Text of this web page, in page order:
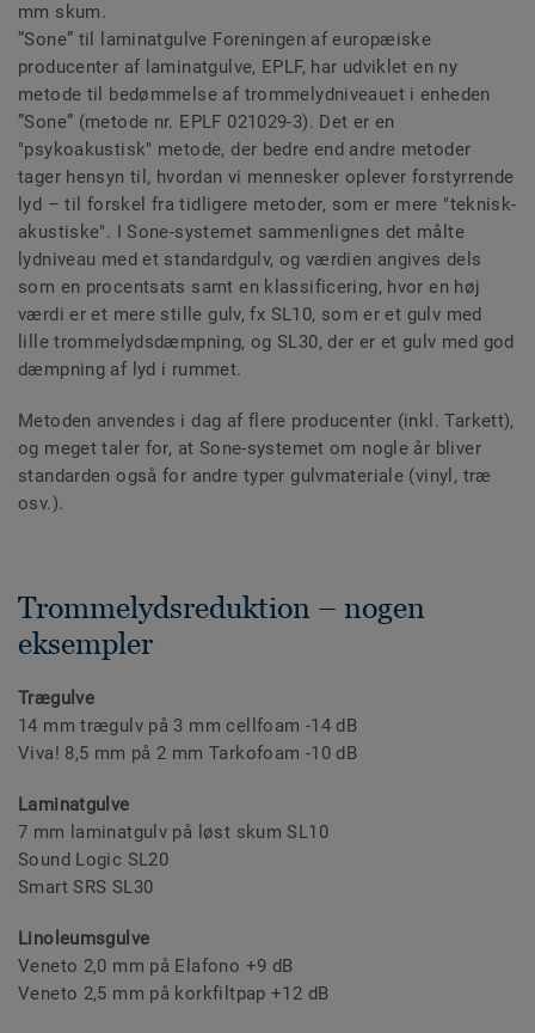
mm skum.
”Sone” til laminatgulve Foreningen af europæiske
producenter af laminatgulve, EPLF, har udviklet en ny
metode til bedømmelse af trommelydniveauet i enheden
”Sone” (metode nr. EPLF 021029-3). Det er en
"psykoakustisk" metode, der bedre end andre metoder
tager hensyn til, hvordan vi mennesker oplever forstyrrende
lyd – til forskel fra tidligere metoder, som er mere "teknisk-
akustiske". I Sone-systemet sammenlignes det målte
lydniveau med et standardgulv, og værdien angives dels
som en procentsats samt en klassificering, hvor en høj
værdi er et mere stille gulv, fx SL10, som er et gulv med
lille trommelydsdæmpning, og SL30, der er et gulv med god
dæmpning af lyd i rummet.
Metoden anvendes i dag af flere producenter (inkl. Tarkett),
og meget taler for, at Sone-systemet om nogle år bliver
standarden også for andre typer gulvmateriale (vinyl, træ
osv.).
Trommelydsreduktion – nogen
eksempler
Trægulve
14 mm trægulv på 3 mm cellfoam -14 dB
Viva! 8,5 mm på 2 mm Tarkofoam -10 dB
Laminatgulve
7 mm laminatgulv på løst skum SL10
Sound Logic SL20
Smart SRS SL30
Linoleumsgulve
Veneto 2,0 mm på Elafono +9 dB
Veneto 2,5 mm på korkfiltpap +12 dB